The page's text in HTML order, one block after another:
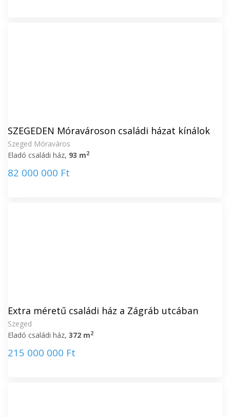
SZEGEDEN Móravároson családi házat kínálok
Szeged Móraváros
Eladó családi ház, 93 m2
82 000 000 Ft
Extra méretű családi ház a Zágráb utcában
Szeged
Eladó családi ház, 372 m2
215 000 000 Ft